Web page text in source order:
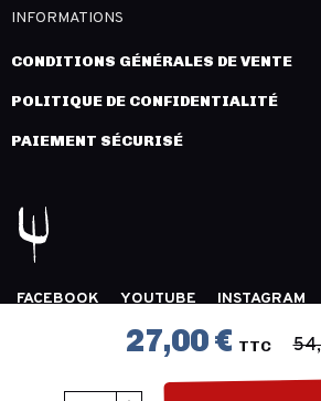
27,00 € TTC
INFORMATIONS
CONDITIONS GÉNÉRALES DE VENTE
POLITIQUE DE CONFIDENTIALITÉ
PAIEMENT SÉCURISÉ
FACEBOOK YOUTUBE
INSTAGRAM
COPYRIGHT 2026 © LÉGION
- CRÉATION :INNLOG